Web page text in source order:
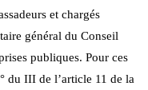
et chargés
général du Conseil
publiques. Pour ces
du III de l’article 11 de la